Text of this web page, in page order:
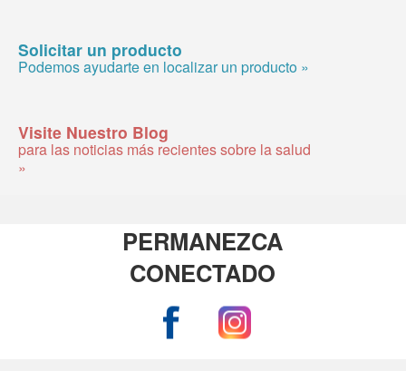
Solicitar un producto
Podemos ayudarte en localizar un producto »
Visite Nuestro Blog
para las noticias más recientes sobre la salud
»
PERMANEZCA
CONECTADO